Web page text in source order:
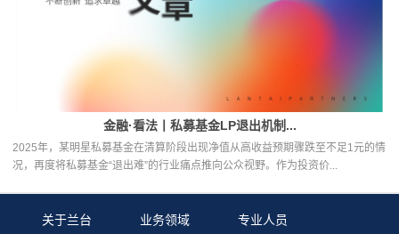
金融·看法丨私募基金LP退出机制...
2025年，某明星私募基金在清算阶段出现净值从高收益预期骤跌至不足1元的情
况，再度将私募基金“退出难”的行业痛点推向公众视野。作为投资价...
关于兰台 业务领域 专业人员